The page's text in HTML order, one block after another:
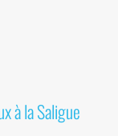
à la Saligue